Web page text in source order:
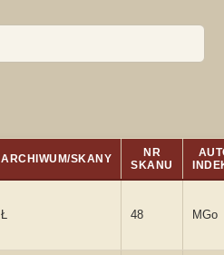
ARCHIWUM/SKANY
NR
SKANU
Ł 48 MGo